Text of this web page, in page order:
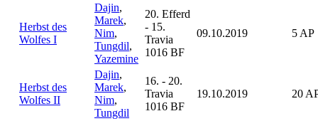
Herbst des
Wolfes I
Dajin,
Marek,
Nim,
Tungdil,
Yazemine
20. Efferd
- 15.
Travia
1016 BF
09.10.2019 5 AP
Herbst des
Wolfes II
Dajin,
Marek,
Nim,
Tungdil
16. - 20.
Travia
1016 BF
19.10.2019 20